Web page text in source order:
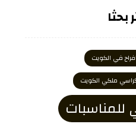
بحثا
في الكويت
ملكي الكويت
للمناسبات